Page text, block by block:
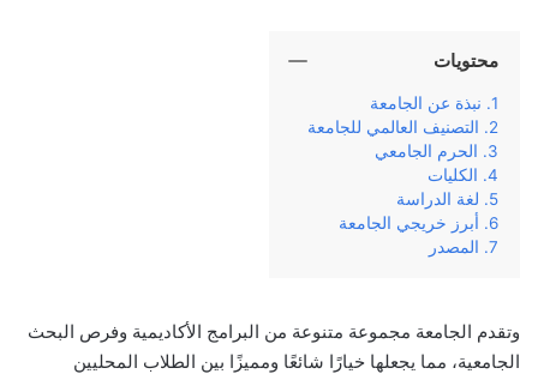
محتويات
نبذة عن الجامعة
التصنيف العالمي للجامعة
الحرم الجامعي
الكليات
لغة الدراسة
أبرز خريجي الجامعة
المصدر
وتقدم الجامعة مجموعة متنوعة من البرامج الأكاديمية وفرص البحث
الجامعية، مما يجعلها خيارًا شائعًا ومميزًا بين الطلاب المحليين